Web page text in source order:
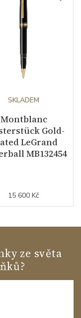
SKLADEM
Montblanc
Gold-
LeGrand
MB132454
15 600 Kč
ze světa